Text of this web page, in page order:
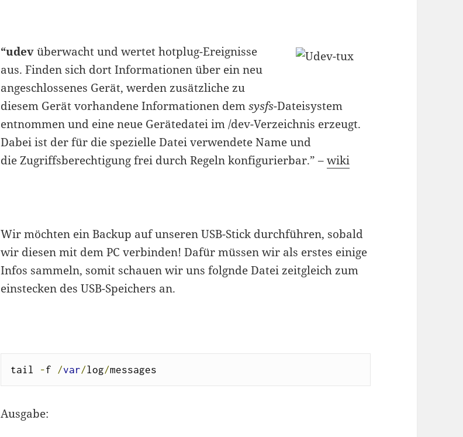
“udevüberwacht und wertet hotplug-Ereignisse
aus. Finden sich dort Informationen über ein neu
angeschlossenes Gerät, werden zusätzliche zu
diesem Gerät vorhandene Informationen demsysfs-Dateisystem
entnommen und eine neue Gerätedatei im /dev-Verzeichnis erzeugt.
Dabei ist der für die spezielle Datei verwendete Name und
die Zugriffsberechtigung frei durch Regeln konfigurierbar.” –wiki
Wir möchten ein Backup auf unseren USB-Stick durchführen, sobald
wir diesen mit dem PC verbinden! Dafür müssen wir als erstes einige
Infos sammeln, somit schauen wir uns folgnde Datei zeitgleich zum
einstecken des USB-Speichers an.
tail -f /var/log/messages
Ausgabe: